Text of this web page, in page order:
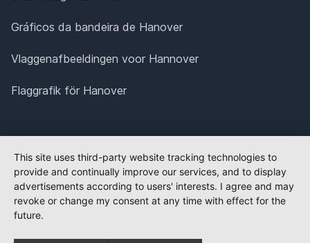
Gráficos da bandeira de Hanover
Vlaggenafbeeldingen voor Hannover
Flaggrafik för Hanover
This site uses third-party website tracking technologies to
provide and continually improve our services, and to display
advertisements according to users' interests. I agree and may
revoke or change my consent at any time with effect for the
future.